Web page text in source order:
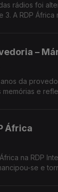
rádios foi
3. A RDP
–
da
memórias e
África
RDP
se e